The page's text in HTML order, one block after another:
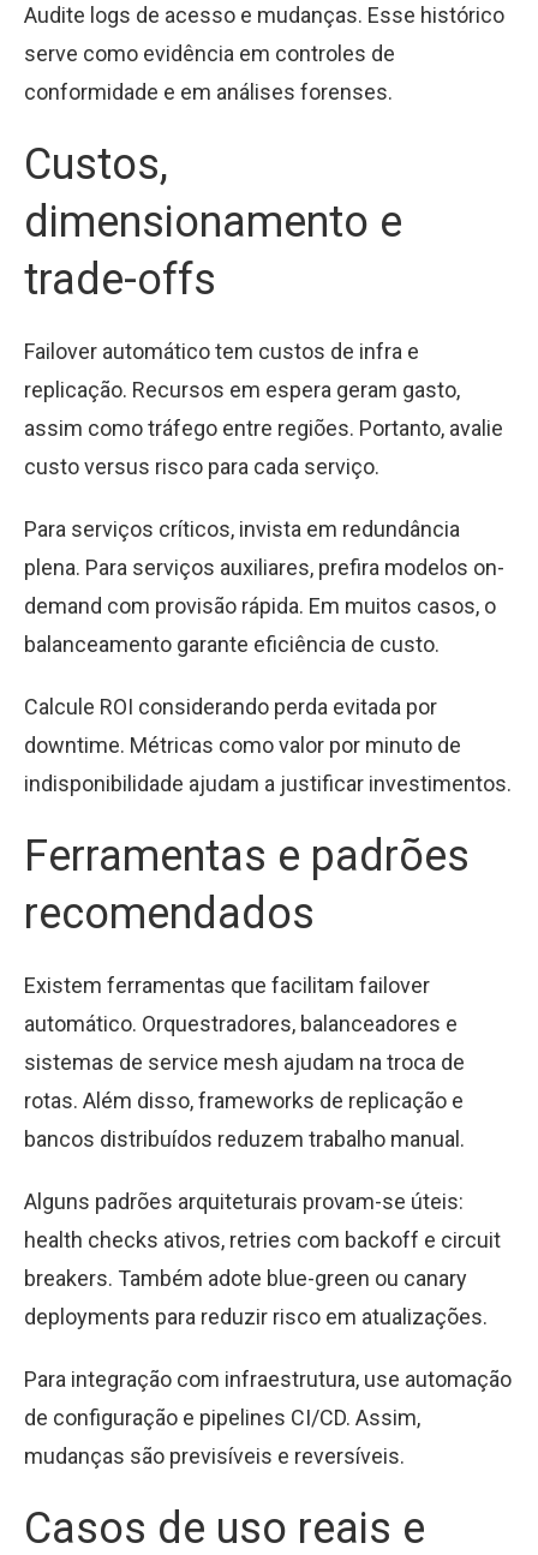
Audite logs de acesso e mudanças. Esse histórico
serve como evidência em controles de
conformidade e em análises forenses.
Custos,
dimensionamento e
trade-offs
Failover automático tem custos de infra e
replicação. Recursos em espera geram gasto,
assim como tráfego entre regiões. Portanto, avalie
custo versus risco para cada serviço.
Para serviços críticos, invista em redundância
plena. Para serviços auxiliares, prefira modelos on-
demand com provisão rápida. Em muitos casos, o
balanceamento garante eficiência de custo.
Calcule ROI considerando perda evitada por
downtime. Métricas como valor por minuto de
indisponibilidade ajudam a justificar investimentos.
Ferramentas e padrões
recomendados
Existem ferramentas que facilitam failover
automático. Orquestradores, balanceadores e
sistemas de service mesh ajudam na troca de
rotas. Além disso, frameworks de replicação e
bancos distribuídos reduzem trabalho manual.
Alguns padrões arquiteturais provam-se úteis:
health checks ativos, retries com backoff e circuit
breakers. Também adote blue-green ou canary
deployments para reduzir risco em atualizações.
Para integração com infraestrutura, use automação
de configuração e pipelines CI/CD. Assim,
mudanças são previsíveis e reversíveis.
Casos de uso reais e